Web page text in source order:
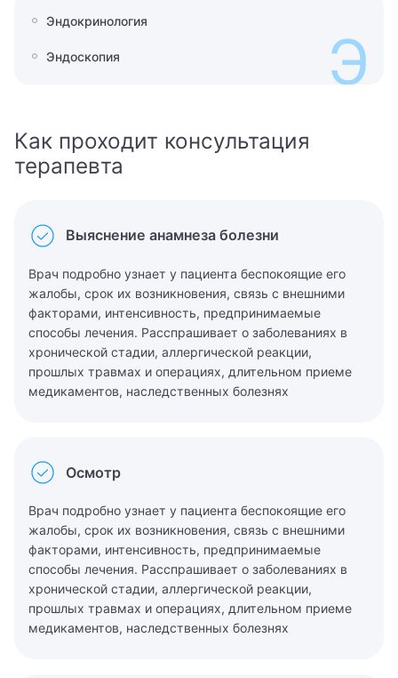
Эндокринология
Эндоскопия Э
Как проходит консультация
терапевта
Выяснение анамнеза болезни
Врач подробно узнает у пациента беспокоящие его
жалобы, срок их возникновения, связь с внешними
факторами, интенсивность, предпринимаемые
способы лечения. Расспрашивает о заболеваниях в
хронической стадии, аллергической реакции,
прошлых травмах и операциях, длительном приеме
медикаментов, наследственных болезнях
Осмотр
Врач подробно узнает у пациента беспокоящие его
жалобы, срок их возникновения, связь с внешними
факторами, интенсивность, предпринимаемые
способы лечения. Расспрашивает о заболеваниях в
хронической стадии, аллергической реакции,
прошлых травмах и операциях, длительном приеме
медикаментов, наследственных болезнях
Записаться на прием
Администратор ответит на все ваши вопросы и
поможет записаться на прием к специалисту
Имя
Алексеев Григорий Максимович
Бирюкова Ульяна Викторовна
Гончарова Екатерина Даниэльевна
Журавлёва Ирина Артёмовна
Золотов Александр Олегович
Телефон
Филиал
Клиника на Беговой
Клиника на Белорусской
Клиника на Вернадского
Направление
Абдоминальный хирург
Акушер
Заказать звонок
Мы свяжемся с вами в ближайшее время
Имя
Телефон
Я даю согласие на обработку персональных данных
Отправить
Вызвать врача на дом
Оставьте Ваши контактные данные, и мы перезвоним
Вам.
Имя
Алексеев Григорий Максимович
Бирюкова Ульяна Викторовна
Журавлёва Ирина Артёмовна
Сообщение